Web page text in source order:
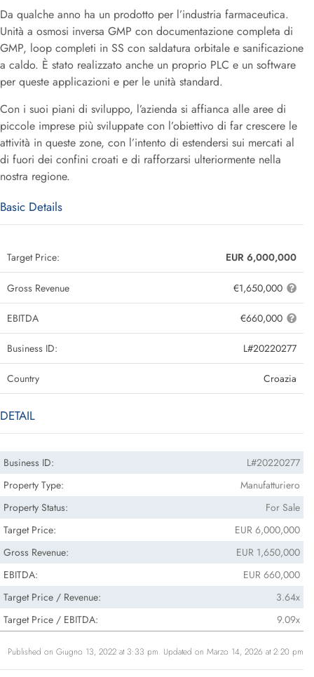
Da qualche anno ha un prodotto per l’industria farmaceutica.
Unità a osmosi inversa GMP con documentazione completa di
GMP, loop completi in SS con saldatura orbitale e sanificazione
a caldo. È stato realizzato anche un proprio PLC e un software
per queste applicazioni e per le unità standard.
Con i suoi piani di sviluppo, l’azienda si affianca alle aree di
piccole imprese più sviluppate con l’obiettivo di far crescere le
attività in queste zone, con l’intento di estendersi sui mercati al
di fuori dei confini croati e di rafforzarsi ulteriormente nella
nostra regione.
Basic Details
Target Price: EUR 6,000,000
Gross Revenue €1,650,000
EBITDA €660,000
Business ID: L#20220277
Country Croazia
DETAIL
Business ID:
L#20220277
Property Type:
Manufatturiero
Property Status:
For Sale
Target Price:
EUR 6,000,000
Gross Revenue:
EUR 1,650,000
EBITDA:
EUR 660,000
Target Price / Revenue:
3.64x
Target Price / EBITDA:
9.09x
Published on Giugno 13, 2022 at 3:33 pm. Updated on Marzo 14, 2026 at 2:20 pm